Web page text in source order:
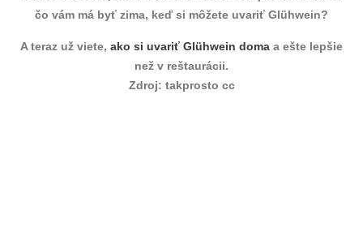
čo vám má byť zima, keď si môžete uvariť Glühwein?
A teraz už viete, ako si uvariť Glühwein doma a ešte lepšie
než v reštaurácii.
Zdroj: takprosto cc